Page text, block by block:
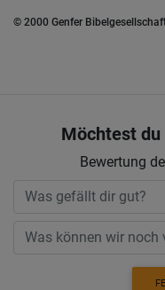
© 2000 Genfer
Möchtest du
Bewertung